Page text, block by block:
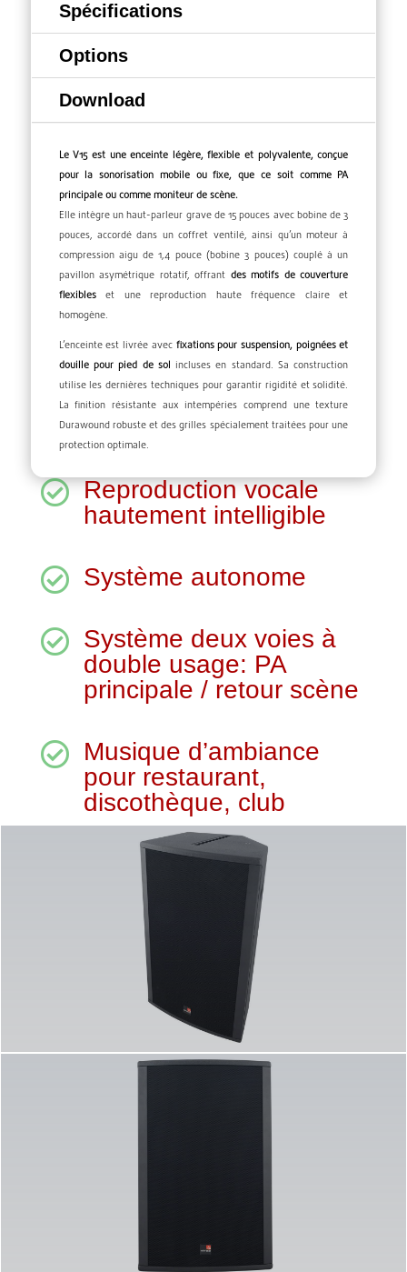
Spécifications
Options
Download
Le V15 est une enceinte légère, flexible et polyvalente, conçue
pour la sonorisation mobile ou fixe, que ce soit comme PA
principale ou comme moniteur de scène.
Elle intègre un haut-parleur grave de 15 pouces avec bobine de 3
pouces, accordé dans un coffret ventilé, ainsi qu’un moteur à
compression aigu de 1,4 pouce (bobine 3 pouces) couplé à un
pavillon asymétrique rotatif, offrant des motifs de couverture
flexibleset une reproduction haute fréquence claire et
homogène.
L’enceinte est livrée avec fixations pour suspension, poignées et
douille pour pied de sol incluses en standard. Sa construction
utilise les dernières techniques pour garantir rigidité et solidité.
La finition résistante aux intempéries comprend une texture
Durawound robuste et des grilles spécialement traitées pour une
protection optimale.
 Reproduction vocale
hautement intelligible
 Système autonome
 Système deux voies à
double usage: PA
principale / retour scène
 Musique d’ambiance
pour restaurant,
discothèque, club